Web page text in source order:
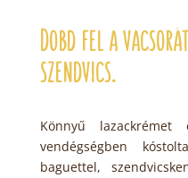
Dobd fel a
szendvics.
Könnyű
vendégségben
baguettel,